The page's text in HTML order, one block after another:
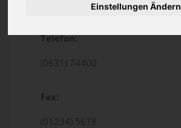
Einstellungen Ändern
Bahnheim 17c, Kaiserslautern
Telefon:
(0631) 74400
Fax:
(01234) 5678